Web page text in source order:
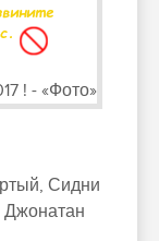
Сидни
Джонатан